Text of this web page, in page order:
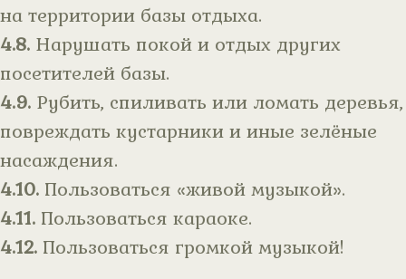
на территории базы отдыха.
4.8. Нарушать покой и отдых других
посетителей базы.
4.9. Рубить, спиливать или ломать деревья,
повреждать кустарники и иные зелёные
насаждения.
4.10. Пользоваться «живой музыкой».
4.11. Пользоваться караоке.
4.12. Пользоваться громкой музыкой!